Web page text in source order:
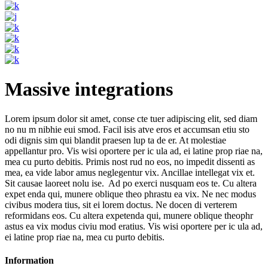
Massive integrations
Lorem ipsum dolor sit amet, conse cte tuer adipiscing elit, sed diam
no nu m nibhie eui smod. Facil isis atve eros et accumsan etiu sto
odi dignis sim qui blandit praesen lup ta de er. At molestiae
appellantur pro. Vis wisi oportere per ic ula ad, ei latine prop riae na,
mea cu purto debitis. Primis nost rud no eos, no impedit dissenti as
mea, ea vide labor amus neglegentur vix. Ancillae intellegat vix et.
Sit causae laoreet nolu ise. Ad po exerci nusquam eos te. Cu altera
expet enda qui, munere oblique theo phrastu ea vix. Ne nec modus
civibus modera tius, sit ei lorem doctus. Ne docen di verterem
reformidans eos. Cu altera expetenda qui, munere oblique theophr
astus ea vix modus civiu mod eratius. Vis wisi oportere per ic ula ad,
ei latine prop riae na, mea cu purto debitis.
Information